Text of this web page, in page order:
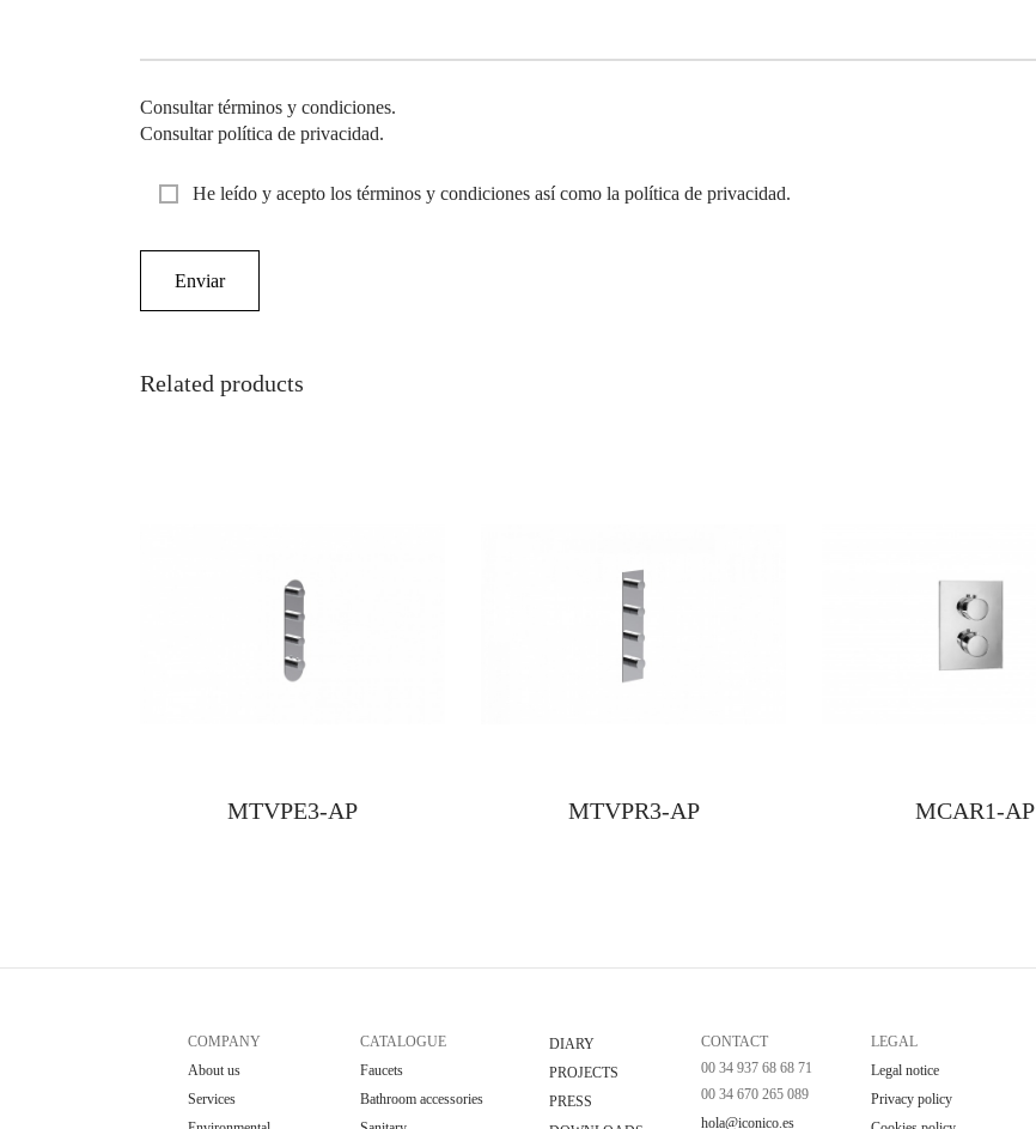
Consultar términos y condiciones.
Consultar política de privacidad.
He leído y acepto los términos y condiciones así como la política de privacidad.
Related products
MTVPE3-AP MTVPR3-AP MCAR1-AP
COMPANY
About us
Services
CATALOGUE
Faucets
Bathroom accessories
DIARY
PROJECTS
PRESS
CONTACT
00 34 937 68 68 71
00 34 670 265 089
hola@iconico.es
LEGAL
Legal notice
Privacy policy